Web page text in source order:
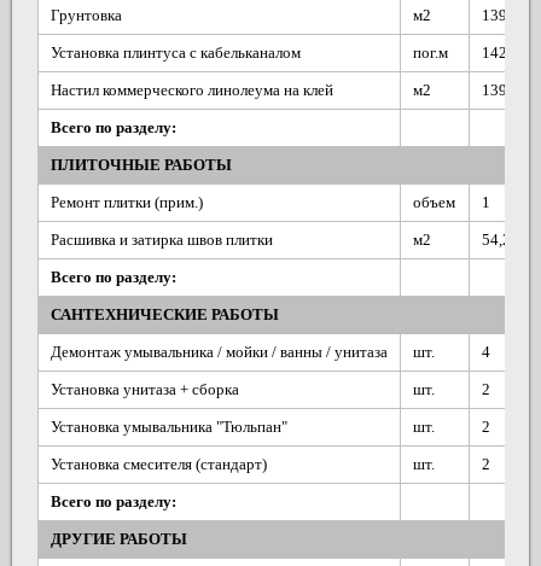
Грунтовка м2 139,7
Установка плинтуса с кабельканалом пог.м 142,9
Настил коммерческого линолеума на клей м2 139,7
Всего по разделу:
ПЛИТОЧНЫЕ РАБОТЫ
Ремонт плитки (прим.) объем 1
Расшивка и затирка швов плитки м2 54,2
Всего по разделу:
САНТЕХНИЧЕСКИЕ РАБОТЫ
Демонтаж умывальника / мойки / ванны / унитаза шт. 4
Установка унитаза + сборка шт. 2
Установка умывальника "Тюльпан" шт. 2
Установка смесителя (стандарт) шт. 2
Всего по разделу:
ДРУГИЕ РАБОТЫ